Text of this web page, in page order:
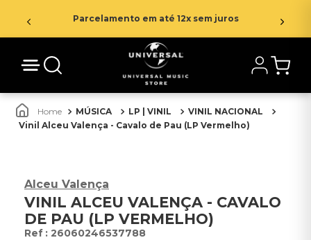
Parcelamento em até 12x sem juros
MÚSICA LP | VINIL
VINIL NACIONAL
Vinil Alceu Valença - Cavalo de Pau (LP Vermelho)
Alceu Valença
VINIL ALCEU VALENÇA - CAVALO
DE PAU (LP VERMELHO)
: 26060246537788